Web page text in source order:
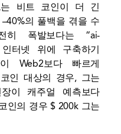
비트 코인이 더 긴
의 풀백을 겪을 수
히 ​​폭발보다는 “ai-
터넷 위에 구축하기
Web2보다 빠르게
인 대상의 경우, 그는
이 캐주얼 예측보다
인의 경우 $ 200k그는